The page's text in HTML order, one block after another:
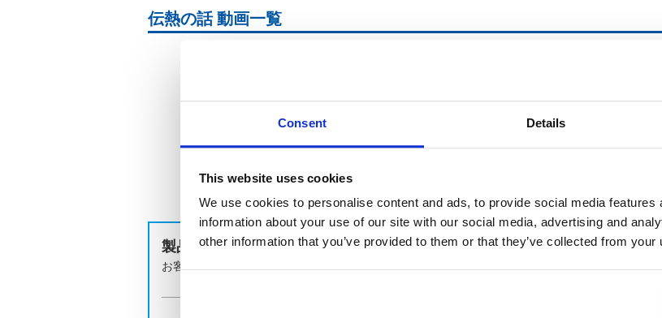
Consent Details
This website uses cookies
We use cookies to personalise content and ads, to provide social media
information about your use of our site with our social media, advertising and
other information that you’ve provided to them or that they’ve collected from
伝熱の話 動画一覧
製品のお問い合わせはこちら
お客様の課題に合わせてご提案します。お気軽にご相談ください。